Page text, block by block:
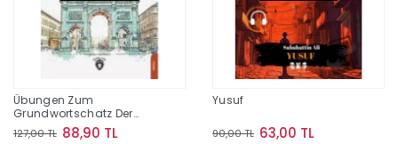
Übungen Zum
Grundwortschatz Der
Deutschen Sprache
127,00 TL 88,90 TL
Yusuf
90,00 TL 63,00 TL